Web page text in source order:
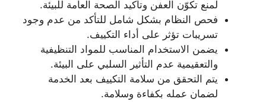
لمنع تكوّن العفن وتأكيد الصحة العامة للبيئة.
فحص النظام بشكل شامل للتأكد من عدم وجود
تسريبات تؤثر على أداء التكييف.
يضمن الاستخدام المناسب للمواد التنظيفية
والتعقيمية عدم التأثير السلبي على البيئة.
يتم التحقق من سلامة التكييف بعد الخدمة
لضمان عمله بكفاءة وسلامة.